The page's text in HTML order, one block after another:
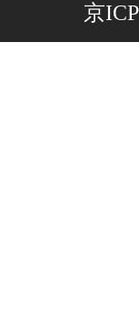
京